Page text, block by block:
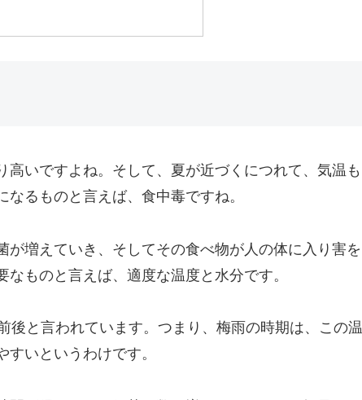
いですよね。そして、夏が近づくにつれて、気温も
るものと言えば、食中毒ですね。
増えていき、そしてその食べ物が人の体に入り害を
ものと言えば、適度な温度と水分です。
後と言われています。つまり、梅雨の時期は、この温
いというわけです。